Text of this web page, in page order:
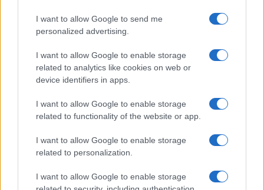
I want to allow Google to send me
personalized advertising.
I want to allow Google to enable storage
related to analytics like cookies on web or
device identifiers in apps.
I want to allow Google to enable storage
related to functionality of the website or app.
I want to allow Google to enable storage
related to personalization.
I want to allow Google to enable storage
Via Portuense, rapina farmacia con una pistola
giocattolo
ROMA SAN PAOLO 54enne in manette dopo rapina al